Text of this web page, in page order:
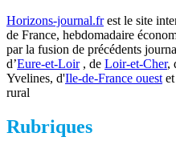
Horizons-journal.frest le site
de France, hebdomadaire
par la fusion de précédents
d’Eure-et-Loir, de Loir-et-Cher,
Yvelines, d'Ile-de-France ouestet
rural
Rubriques